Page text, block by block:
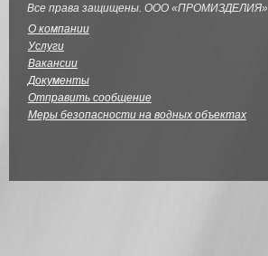
Все права защищены. ООО «ПРОМИЗДЕЛИЯ»
О компании
Услуги
Вакансии
Документы
Отправить сообщение
Меры безопасности на водных объектах